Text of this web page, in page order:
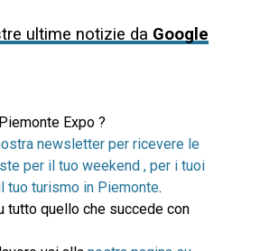
ultime notizie da Google
Expo ?
newsletter per ricevere le
per il tuo weekend , per i tuoi
tuo turismo in Piemonte.
tutto quello che succede con